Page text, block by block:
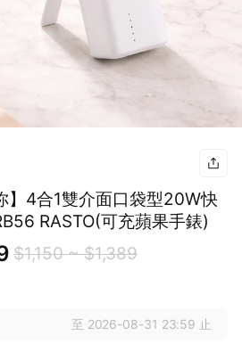
】4合1雙介面口袋型20W快
充行動電源台灣製RB56 RASTO(可充蘋果手錶)
$1,150 ~ $1,389
至 2026-08-31 23:59 止